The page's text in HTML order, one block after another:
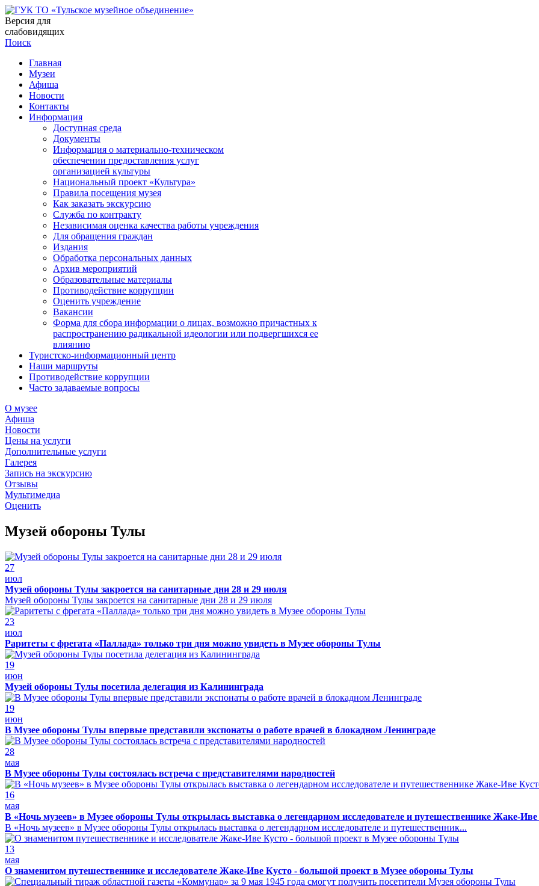
Версия для
слабовидящих
Поиск
Главная
Музеи
Афиша
Новости
Контакты
Информация
Доступная среда
Документы
Информация о материально-техническом
обеспечении предоставления услуг
организацией культуры
Национальный проект «Культура»
Правила посещения музея
Как заказать экскурсию
Служба по контракту
Независимая оценка качества работы учреждения
Для обращения граждан
Издания
Обработка персональных данных
Архив мероприятий
Образовательные материалы
Противодействие коррупции
Оценить учреждение
Вакансии
Форма для сбора информации о лицах, возможно причастных к
распространению радикальной идеологии или подвергшихся ее
влиянию
Туристско-информационный центр
Наши маршруты
Противодействие коррупции
Часто задаваемые вопросы
О музее
Афиша
Новости
Цены на услуги
Дополнительные услуги
Галерея
Запись на экскурсию
Отзывы
Мультимедиа
Оценить
Музей обороны Тулы
27
июл
Музей обороны Тулы закроется на санитарные дни 28 и 29 июля
Музей обороны Тулы закроется на санитарные дни 28 и 29 июля
23
июл
Раритеты с фрегата «Паллада» только три дня можно увидеть в Музее обороны Тулы
19
июн
Музей обороны Тулы посетила делегация из Калининграда
19
июн
В Музее обороны Тулы впервые представили экспонаты о работе врачей в блокадном Ленинграде
28
мая
В Музее обороны Тулы состоялась встреча с представителями народностей
16
мая
В «Ночь музеев» в Музее обороны Тулы открылась выставка о легендарном исследователе и путешественнике Жаке-
В «Ночь музеев» в Музее обороны Тулы открылась выставка о легендарном исследователе и путешественник...
13
мая
О знаменитом путешественнике и исследователе Жаке-Иве Кусто - большой проект в Музее обороны Тулы